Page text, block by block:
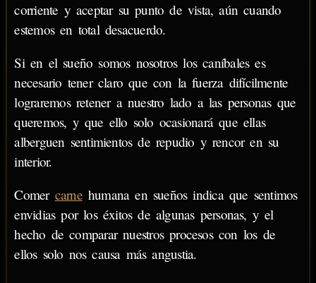
corriente y aceptar su punto de vista, aún cuando
estemos en total desacuerdo.
Si en el sueño somos nosotros los caníbales es
necesario tener claro que con la fuerza difícilmente
lograremos retener a nuestro lado a las personas que
queremos, y que ello solo ocasionará que ellas
alberguen sentimientos de repudio y rencor en su
interior.
Comer carnehumana en sueños indica que sentimos
envidias por los éxitos de algunas personas, y el
hecho de comparar nuestros procesos con los de
ellos solo nos causa más angustia.